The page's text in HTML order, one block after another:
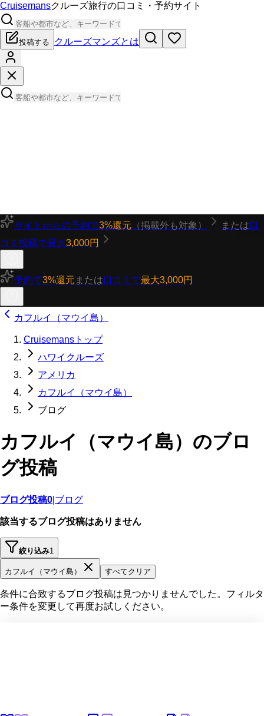
Cruisemansクルーズ旅行の口コミ・予約サイト
投稿する クルーズマンズとは
サイトからの予約で3%還元 （掲載外も対象） または口
コミ投稿で最大3,000円
予約で3%還元 または口コミで最大3,000円
カフルイ（マウイ島）
Cruisemansトップ
ハワイクルーズ
アメリカ
カフルイ（マウイ島）
ブログ
カフルイ（マウイ島）のブロ
グ投稿
ブログ投稿0 ブログ
該当するブログ投稿はありません
絞り込み1
カフルイ（マウイ島） すべてクリア
条件に合致するブログ投稿は見つかりませんでした。フィルタ
ー条件を変更して再度お試しください。